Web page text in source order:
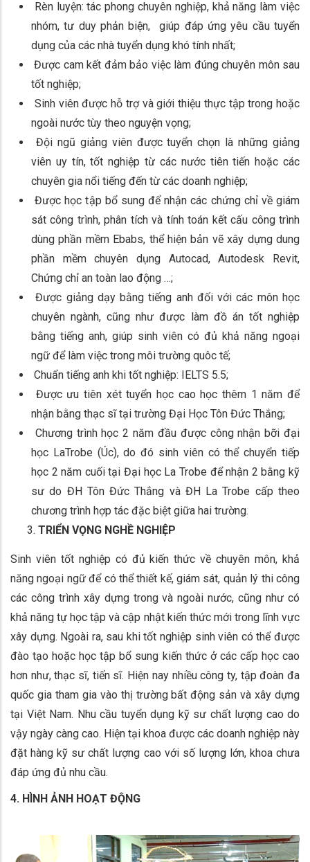
Rèn luyện: tác phong chuyên nghiệp, khả năng làm việc
nhóm, tư duy phản biện, giúp đáp ứng yêu cầu tuyển
dụng của các nhà tuyển dụng khó tính nhất;
Được cam kết đảm bảo việc làm đúng chuyên môn sau
tốt nghiệp;
Sinh viên được hỗ trợ và giới thiệu thực tập trong hoặc
ngoài nước tùy theo nguyện vọng;
Đội ngũ giảng viên được tuyển chọn là những giảng
viên uy tín, tốt nghiệp từ các nước tiên tiến hoặc các
chuyên gia nổi tiếng đến từ các doanh nghiệp;
Được học tập bổ sung để nhận các chứng chỉ về giám
sát công trình, phân tích và tính toán kết cấu công trình
dùng phần mềm Ebabs, thể hiện bản vẽ xây dựng dung
phần mềm chuyên dụng Autocad, Autodesk Revit,
Chứng chỉ an toàn lao động …;
Được giảng dạy bằng tiếng anh đối với các môn học
chuyên ngành, cũng như được làm đồ án tốt nghiệp
bằng tiếng anh, giúp sinh viên có đủ khả năng ngoại
ngữ để làm việc trong môi trường quôc tế;
Chuẩn tiếng anh khi tốt nghiệp: IELTS 5.5;
Được ưu tiên xét tuyển học cao học thêm 1 năm để
nhận bằng thạc sĩ tại trường Đại Học Tôn Đức Thắng;
Chương trình học 2 năm đầu được công nhận bỡi đại
học LaTrobe (Úc), do đó sinh viên có thể chuyển tiếp
học 2 năm cuối tại Đại học La Trobe để nhận 2 bằng kỹ
sư do ĐH Tôn Đức Thắng và ĐH La Trobe cấp theo
chương trình hợp tác đặc biệt giữa hai trường.
TRIỂN VỌNG NGHỀ NGHIỆP
Sinh viên tốt nghiệp có đủ kiến thức về chuyên môn, khả
năng ngoại ngữ để có thể thiết kế, giám sát, quản lý thi công
các công trình xây dựng trong và ngoài nước, cũng như có
khả năng tự học tập và cập nhật kiến thức mới trong lĩnh vực
xây dựng. Ngoài ra, sau khi tốt nghiệp sinh viên có thể được
đào tạo hoặc học tập bổ sung kiến thức ở các cấp học cao
hơn như, thạc sĩ, tiến sĩ. Hiện nay nhiều công ty, tập đoàn đa
quốc gia tham gia vào thị trường bất động sản và xây dựng
tại Việt Nam. Nhu cầu tuyển dụng kỹ sư chất lượng cao do
vậy ngày càng cao. Hiện tại khoa được các doanh nghiệp này
đặt hàng kỹ sư chất lượng cao với số lượng lớn, khoa chưa
đáp ứng đủ nhu cầu.
4. HÌNH ẢNH HOẠT ĐỘNG